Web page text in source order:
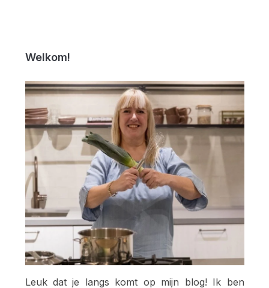
Welkom!
Leuk dat je langs komt op mijn blog! Ik ben